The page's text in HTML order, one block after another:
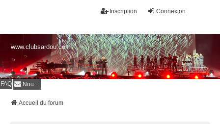
Connexion
Inscription
www.clubsardou.com
FAQ Nous contacter
Accueil du forum